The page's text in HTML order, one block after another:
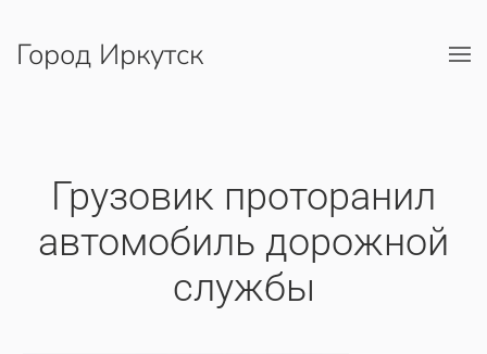
Перейти к содержимому
Город Иркутск
Грузовик проторанил
автомобиль дорожной
службы